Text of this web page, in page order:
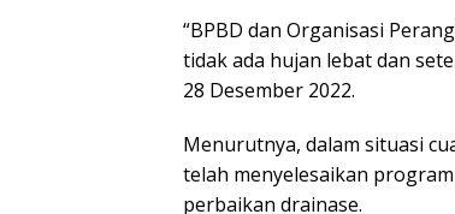
“BPBD dan Organisasi
tidak ada hujan lebat dan
28 Desember 2022.
Menurutnya, dalam situasi
telah menyelesaikan
perbaikan drainase.